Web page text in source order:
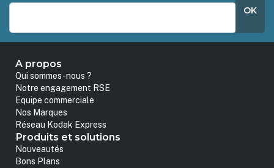
OK
A propos
Qui sommes-nous ?
Notre engagement RSE
Equipe commerciale
Nos Marques
Réseau Kodak Express
Produits et solutions
Nouveautés
Bons Plans